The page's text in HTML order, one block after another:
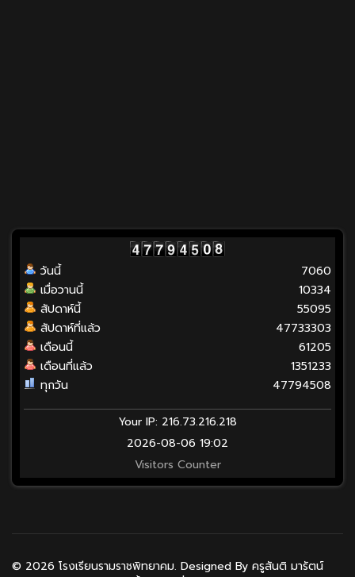
วันนี้
เมื่อวานนี้
สัปดาห์นี้
สัปดาห์ที่แล้ว
เดือนนี้
เดือนที่แล้ว
ทุกวัน
7060
10334
55095
47733303
61205
1351233
47794508
Your IP: 216.73.216.218
2026-08-06 19:02
Visitors Counter
© 2026 โรงเรียนรามราชพิทยาคม. Designed By ครูสันติ มารัตน์